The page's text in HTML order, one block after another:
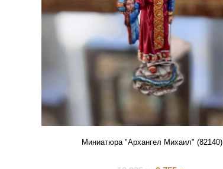
Миниатюра "Архангел Михаил" (82140)